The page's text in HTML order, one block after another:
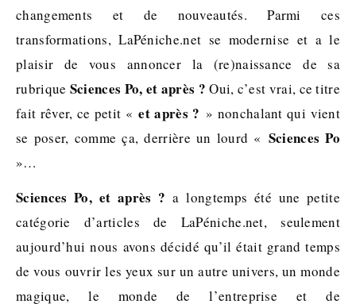
changements et de nouveautés. Parmi ces
transformations, LaPéniche.net se modernise et a le
plaisir de vous annoncer la (re)naissance de sa
rubrique Sciences Po, et après ? Oui, c’est vrai, ce titre
fait rêver, ce petit «et après ? » nonchalant qui vient
se poser, comme ça, derrière un lourd « Sciences Po
»…
Sciences Po, et après ? a longtemps été une petite
catégorie d’articles de LaPéniche.net, seulement
aujourd’hui nous avons décidé qu’il était grand temps
de vous ouvrir les yeux sur un autre univers, un monde
magique, le monde de l’entreprise et de